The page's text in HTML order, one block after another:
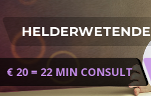
HELDERWETENDE
€ 20 = 22 MIN CONSULT